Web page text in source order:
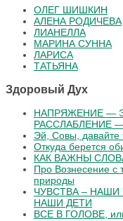
ОЛЕГ ШИШКИН
АЛЕНА РОДИЧЕВА
ЛИАНЕЛЛА
МАРИНА СУННА
ЛАРИСА
ТАТЬЯНА
Здоровый Дух
НАПРЯЖЕНИЕ —
РАССЛАБЛЕНИЕ
Эй, Совы, давайте
Откуда берется
КАК ВАЖНЫ
Про Вознесение с
природы
ЧУВСТВА –
НАШИ ДЕТИ
ВСЕ В ГОЛОВЕ,